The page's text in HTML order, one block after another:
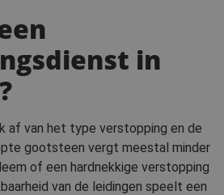
in
af van het type verstopping en de
gootsteen vergt meestal minder
of een hardnekkige verstopping
van de leidingen speelt een